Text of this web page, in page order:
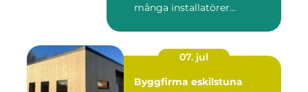
många installatörer...
07. jul
Byggfirma eskilstuna